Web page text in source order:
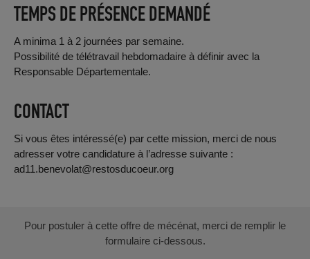
TEMPS DE PRÉSENCE DEMANDÉ
A minima 1 à 2 journées par semaine.
Possibilité de télétravail hebdomadaire à définir avec la
Responsable Départementale.
CONTACT
Si vous êtes intéressé(e) par cette mission, merci de nous
adresser votre candidature à l’adresse suivante :
ad11.benevolat@restosducoeur.org
Pour postuler à cette offre de mécénat, merci de remplir le
formulaire ci-dessous.